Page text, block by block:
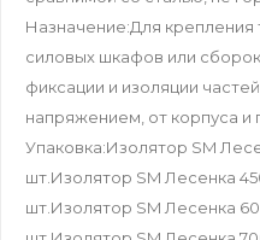
Назначение:Для крепления
силовых шкафов или
фиксации и изоляции
напряжением, от корпуса и
Упаковка:Изолятор SM
шт.Изолятор SM Лесенка
шт.Изолятор SM Лесенка